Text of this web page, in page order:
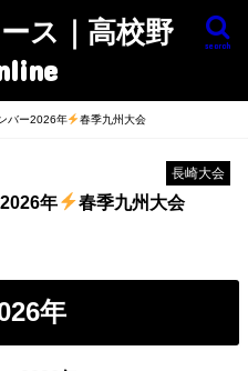
ス｜高校野
search
バー2026年 春季九州大会
長崎大会
年 春季九州大会
年